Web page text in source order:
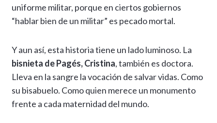
uniforme militar, porque en ciertos gobiernos
“hablar bien de un militar” es pecado mortal.
Y aun así, esta historia tiene un lado luminoso. La
bisnieta de Pagés, Cristina, también es doctora.
Lleva en la sangre la vocación de salvar vidas. Como
su bisabuelo. Como quien merece un monumento
frente a cada maternidad del mundo.